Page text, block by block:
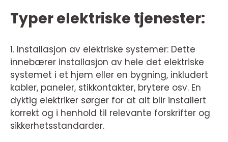
Typer elektriske tjenester:
1. Installasjon av elektriske systemer: Dette
innebærer installasjon av hele det elektriske
systemet i et hjem eller en bygning, inkludert
kabler, paneler, stikkontakter, brytere osv. En
dyktig elektriker sørger for at alt blir installert
korrekt og i henhold til relevante forskrifter og
sikkerhetsstandarder.